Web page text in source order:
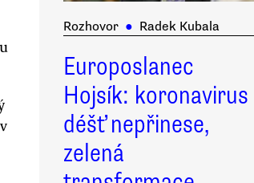
Rozhovor ● Radek Kubala
Europoslanec
Hojsík: koronavirus
déšť nepřinese,
zelená